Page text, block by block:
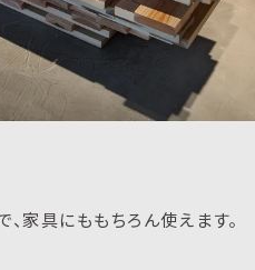
家具にももちろん使えます。